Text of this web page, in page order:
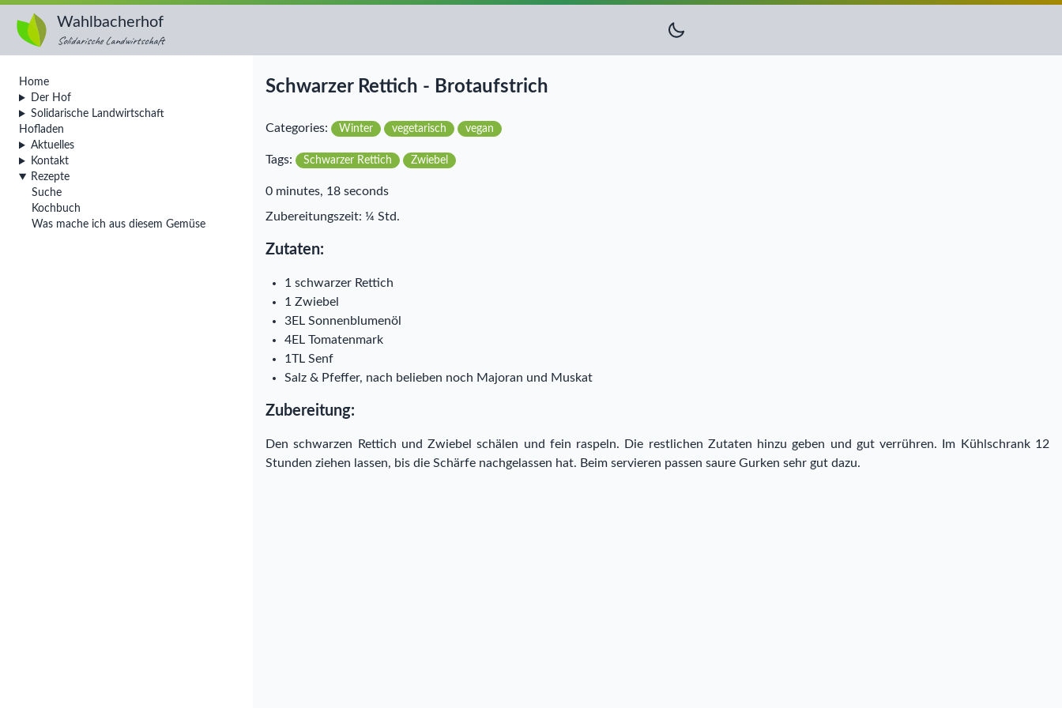
Schwarzer Rettich - Brotaufstrich
Categories: Winter vegetarisch vegan
Tags: Schwarzer Rettich Zwiebel
0 minutes, 18 seconds
Zubereitungszeit: ¼ Std.
Zutaten:
1 schwarzer Rettich
1 Zwiebel
3EL Sonnenblumenöl
4EL Tomatenmark
1TL Senf
Salz & Pfeffer, nach belieben noch Majoran und Muskat
Zubereitung:
Den schwarzen Rettich und Zwiebel schälen und fein raspeln. Die restlichen Zutaten hinzu geben und gut verrühren. Im Kühlschrank 12
Stunden ziehen lassen, bis die Schärfe nachgelassen hat. Beim servieren passen saure Gurken sehr gut dazu.
Wahlbacherhof
Solidarische Landwirtschaft
Home
Der Hof
Solidarische Landwirtschaft
Hofladen
Aktuelles
Kontakt
Rezepte
Suche
Kochbuch
Was mache ich aus diesem Gemüse